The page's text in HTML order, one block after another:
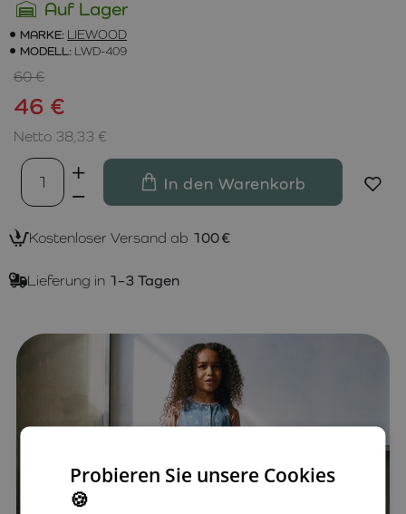
Auf Lager
MARKE: LIEWOOD
MODELL: LWD-409
46 €
60 €
Netto 38,33 €
In den Warenkorb
Kostenloser Versand ab 100 €
Lieferung in 1–3 Tagen
Probieren Sie unsere Cookies
🍪